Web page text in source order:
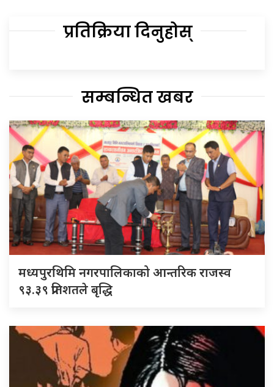
प्रतिक्रिया दिनुहोस्
सम्बन्धित खबर
मध्यपुरथिमि नगरपालिकाको आन्तरिक राजस्व
९३.३९ प्रतिशतले बृद्धि